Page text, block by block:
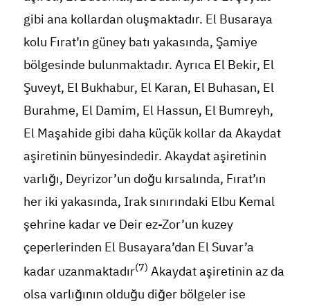
gibi ana kollardan oluşmaktadır. El Busaraya
kolu Fırat’ın güney batı yakasında, Şamiye
bölgesinde bulunmaktadır. Ayrıca El Bekir, El
Şuveyt, El Bukhabur, El Karan, El Buhasan, El
Burahme, El Damim, El Hassun, El Bumreyh,
El Maşahide gibi daha küçük kollar da Akaydat
aşiretinin bünyesindedir. Akaydat aşiretinin
varlığı, Deyrizor’un doğu kırsalında, Fırat’ın
her iki yakasında, Irak sınırındaki Elbu Kemal
şehrine kadar ve Deir ez-Zor’un kuzey
çeperlerinden El Busayara’dan El Suvar’a
kadar uzanmaktadır(7) Akaydat aşiretinin az da
olsa varlığının olduğu diğer bölgeler ise